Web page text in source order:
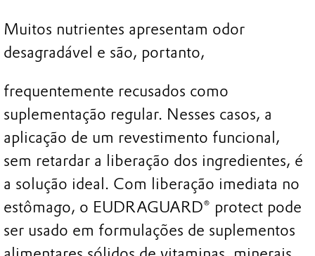
Muitos nutrientes apresentam odor
desagradável e são, portanto,
frequentemente recusados como
suplementação regular. Nesses casos, a
aplicação de um revestimento funcional,
sem retardar a liberação dos ingredientes, é
a solução ideal. Com liberação imediata no
estômago, o EUDRAGUARD® protect pode
ser usado em formulações de suplementos